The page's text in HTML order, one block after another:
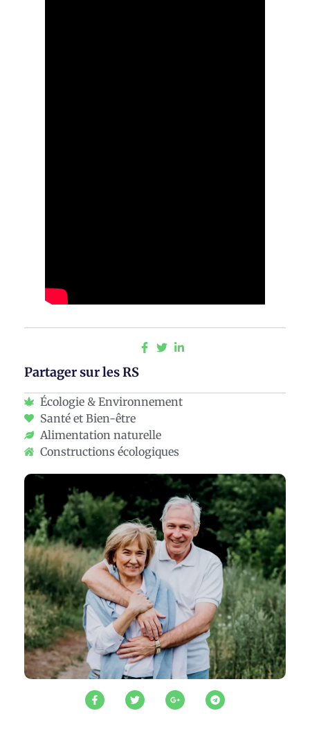
Partager sur les RS
Écologie & Environnement
Santé et Bien-être
Alimentation naturelle
Constructions écologiques